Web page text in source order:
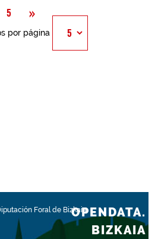
5 » Siguiente
por página
Foral de BizkaiaOPENDATA.
BIZKAIA